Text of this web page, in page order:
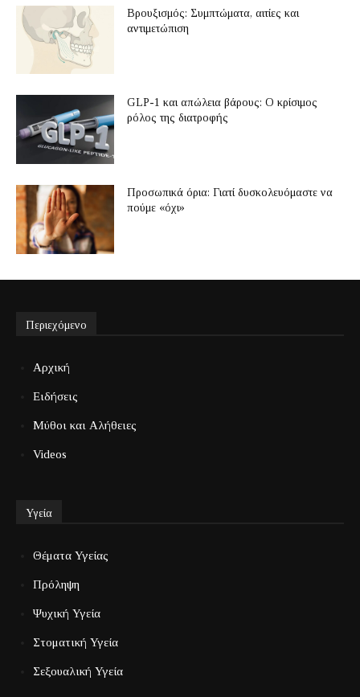
Βρουξισμός: Συμπτώματα, αιτίες και
αντιμετώπιση
GLP-1 και απώλεια βάρους: Ο κρίσιμος
ρόλος της διατροφής
Προσωπικά όρια: Γιατί δυσκολευόμαστε να
πούμε «όχι»
Περιεχόμενο
Αρχική
Ειδήσεις
Μύθοι και Αλήθειες
Videos
Υγεία
Θέματα Υγείας
Πρόληψη
Ψυχική Υγεία
Στοματική Υγεία
Σεξουαλική Υγεία